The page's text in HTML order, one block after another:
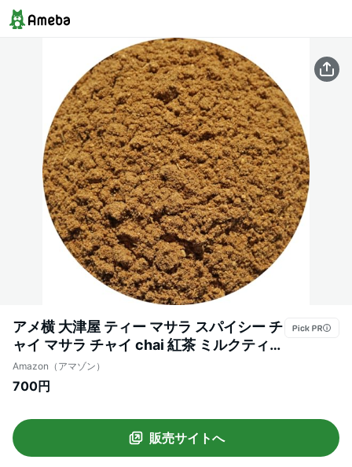
アメ横 大津屋 ティー マサラ スパイシー チ
ャイ マサラ チャイ chai 紅茶 ミルクティー
マサラ チャイマサラ ティーマサラ スパイ
ス (50g)
Amazon（アマゾン）
700円
販売サイトへ